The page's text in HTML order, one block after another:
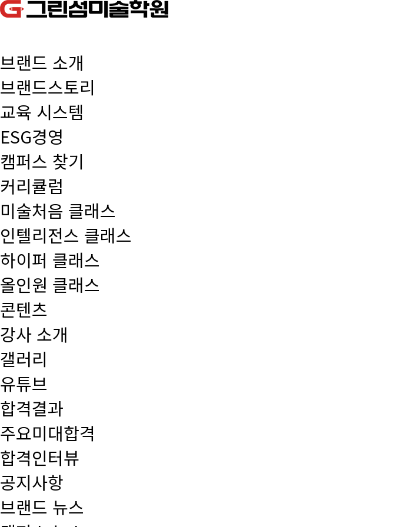
브랜드 소개
브랜드스토리
교육 시스템
ESG경영
캠퍼스 찾기
커리큘럼
미술처음 클래스
인텔리전스 클래스
하이퍼 클래스
올인원 클래스
콘텐츠
강사 소개
갤러리
유튜브
합격결과
주요미대합격
합격인터뷰
공지사항
브랜드 뉴스